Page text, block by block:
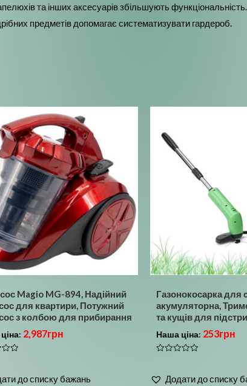
та інших аксесуарів збільшують функціональність.
предметів допомагає систематизувати гардероб.
Magio MG-894, Надійний
для квартири, Потужний
з колбою для прибирання
2,987грн
до списку бажань
Газонокосарка для
акумуляторна,
та кущів для
Наша ціна: 253грн
з
Додати до списку